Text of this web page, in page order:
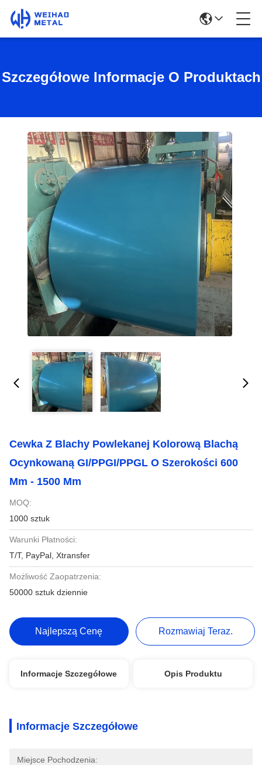
Szczegółowe Informacje O Produktach
Cewka Z Blachy Powlekanej Kolorową Blachą
Ocynkowaną GI/PPGI/PPGL O Szerokości 600
Mm - 1500 Mm
MOQ:
1000 sztuk
Warunki Płatności:
T/T, PayPal, Xtransfer
Możliwość Zaopatrzenia:
50000 sztuk dziennie
Najlepszą Cenę Rozmawiaj Teraz.
Informacje Szczegółowe Opis Produktu
Informacje Szczegółowe
Miejsce Pochodzenia: